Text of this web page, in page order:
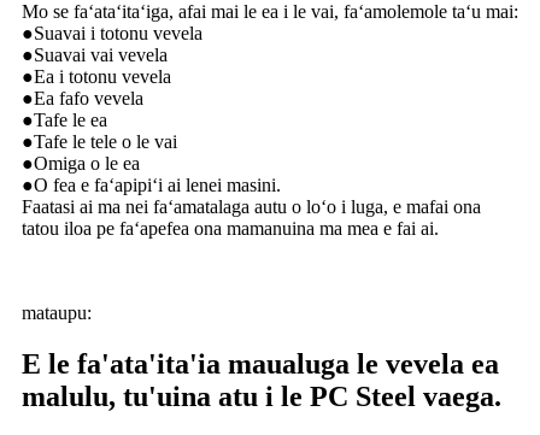
Mo se faʻataʻitaʻiga, afai mai le ea i le vai, faʻamolemole taʻu mai:
●Suavai i totonu vevela
●Suavai vai vevela
●Ea i totonu vevela
●Ea fafo vevela
●Tafe le ea
●Tafe le tele o le vai
●Omiga o le ea
●O fea e faʻapipiʻi ai lenei masini.
Faatasi ai ma nei faʻamatalaga autu o loʻo i luga, e mafai ona
tatou iloa pe faʻapefea ona mamanuina ma mea e fai ai.
mataupu:
E le fa'ata'ita'ia maualuga le vevela ea
malulu, tu'uina atu i le PC Steel vaega.